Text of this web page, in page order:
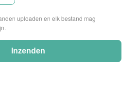
uploaden en elk bestand mag
Inzenden